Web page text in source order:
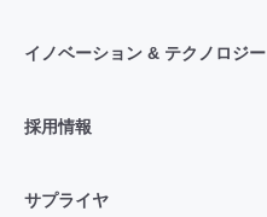
イノベーション & テクノロジー
採用情報
サプライヤ